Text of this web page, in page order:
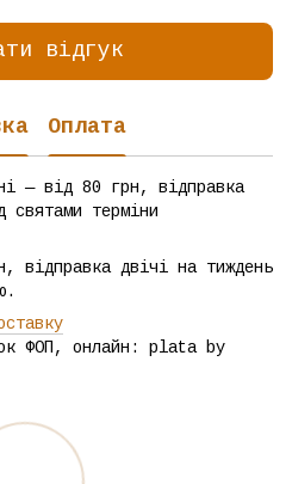
відгук
Оплата
— від 80 грн, відправка
святами терміни
відправка двічі на тиждень
ФОП, онлайн: plata by